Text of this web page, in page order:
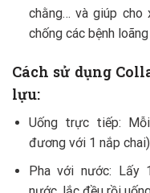
chằng… và giúp cho
chống các bệnh
Cách sử dụng
lựu:
Uống trực tiếp:
đương với 1 nắp
Pha với nước: Lấy